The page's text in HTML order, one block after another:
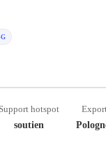
Support hotspot
soutien